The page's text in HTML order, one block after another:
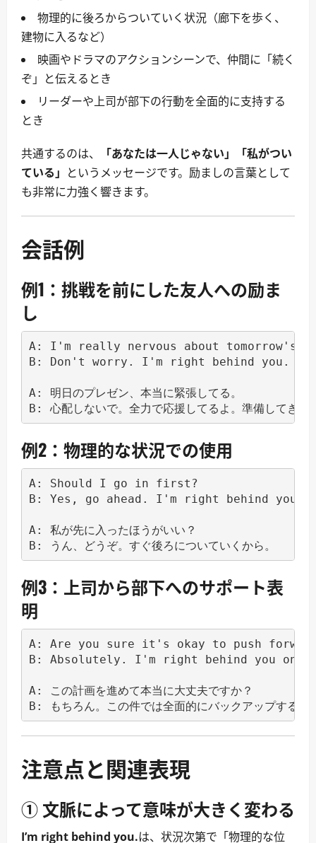
物理的に後ろからついていく状況（廊下を歩く、
建物に入るなど）
映画やドラマのアクションシーンで、仲間に「続く
ぞ」と伝えるとき
リーダーや上司が部下の行動を全面的に支持する
とき
共通するのは、
「あなたは一人じゃない」「私がつい
ている」 というメッセージです。励ましの言葉として
も非常に力強く響きます。
会話例
例1：挑戦を前にした友人への励ま
し
A: I'm really nervous about tomorrow's
B: Don't worry. I'm right behind you.
A: 明日のプレゼン、本当に緊張してる。
例2：物理的な状況での使用
A: Should I go in first?
B: Yes, go ahead. I'm right behind you.
A: 私が先に入ったほうがいい？
例3：上司から部下へのサポート表
明
A: Are you sure it's okay to push
B: Absolutely. I'm right behind you on
A: この計画を進めて本当に大丈夫ですか？
注意点と関連表現
① 文脈によって意味が大きく変わる
I’m right behind you.は、状況次第で「物理的な位